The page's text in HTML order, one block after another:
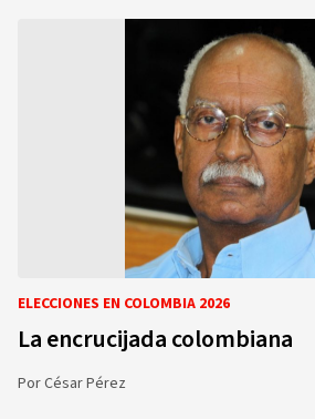
ELECCIONES EN COLOMBIA 2026
La encrucijada colombiana
PorCésar Pérez